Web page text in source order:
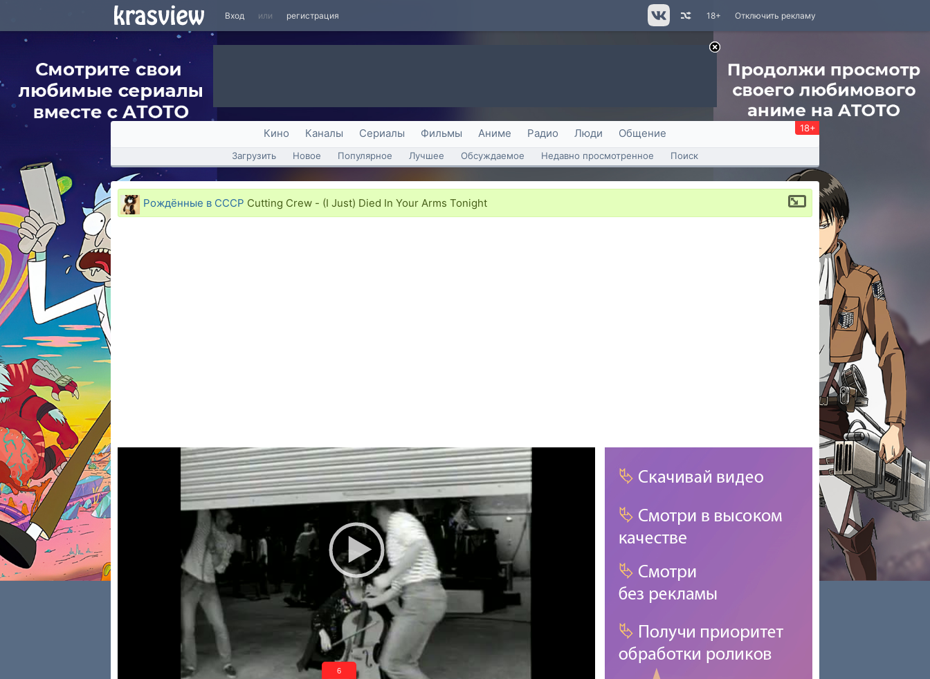
Вход или регистрация Отключить рекламу
18+
Кино Каналы Сериалы Фильмы Аниме Радио Люди Общение 18+
Загрузить Новое Популярное Лучшее Обсуждаемое Недавно просмотренное Поиск
Рождённые в СССР Cutting Crew - (I Just) Died In Your Arms Tonight
6